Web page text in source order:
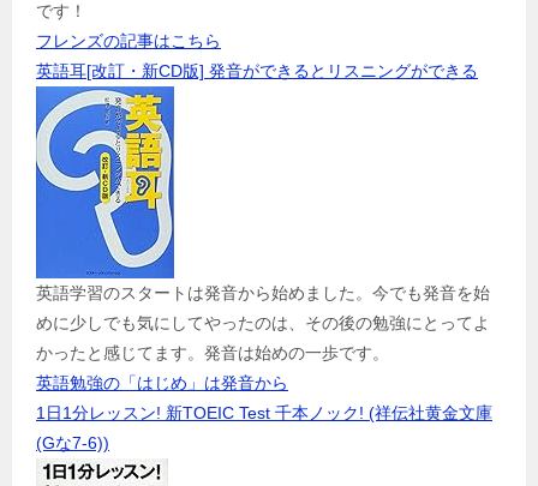
です！
フレンズの記事はこちら
英語耳[改訂・新CD版] 発音ができるとリスニングができる
英語学習のスタートは発音から始めました。今でも発音を始
めに少しでも気にしてやったのは、その後の勉強にとってよ
かったと感じてます。発音は始めの一歩です。
英語勉強の「はじめ」は発音から
1日1分レッスン! 新TOEIC Test 千本ノック! (祥伝社黄金文庫
(Gな7-6))